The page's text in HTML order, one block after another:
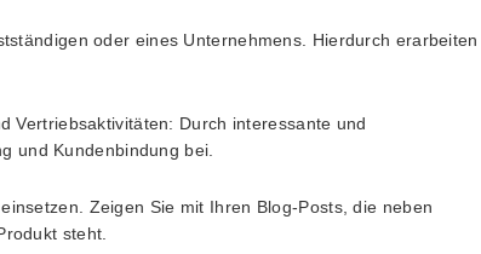
oder eines Unternehmens. Hierdurch erarbeiten
Vertriebsaktivitäten: Durch interessante und
und Kundenbindung bei.
Zeigen Sie mit Ihren Blog-Posts, die neben
steht.